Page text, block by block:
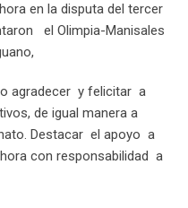
en la disputa del tercer
el Olimpia-Manisales
agradecer y felicitar a
de igual manera a
Destacar el apoyo a
con responsabilidad a